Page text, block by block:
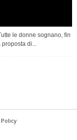
le donne sognano, fin
di...